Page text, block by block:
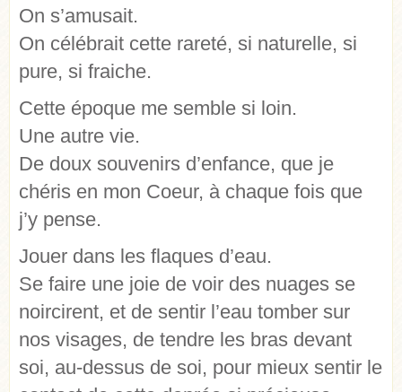
On s’amusait.
On célébrait cette rareté, si naturelle, si
pure, si fraiche.
Cette époque me semble si loin.
Une autre vie.
De doux souvenirs d’enfance, que je
chéris en mon Coeur, à chaque fois que
j’y pense.
Jouer dans les flaques d’eau.
Se faire une joie de voir des nuages se
noircirent, et de sentir l’eau tomber sur
nos visages, de tendre les bras devant
soi, au-dessus de soi, pour mieux sentir le